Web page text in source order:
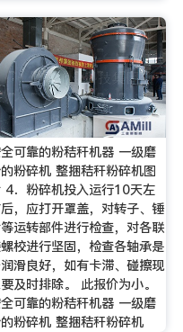
可靠的粉秸秆机器 一级磨
粉碎机 整捆秸秆粉碎机图
4．粉碎机投入运行10天左
，应打开罩盖，对转子、锤
运转部件进行检查，对各联
校进行坚固，检查各轴承是
滑良好，如有卡滞、碰擦现
及时排除。 此报价为小。
可靠的粉秸秆机器 一级磨
粉碎机 整捆秸秆粉碎机